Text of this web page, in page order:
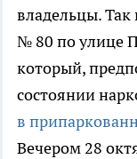
владельцы. Так
№ 80 по улице
который,
состоянии
в
Вечером 28